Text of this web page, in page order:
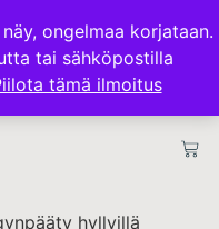
ongelmaa korjataan.
tai sähköpostilla
tämä ilmoitus
TILAUKSISSA
hyllyillä